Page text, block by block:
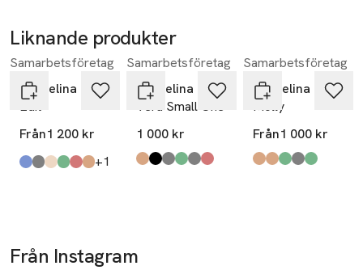
Liknande produkter
Hoppa över bildspelet
Samarbetsföretag
Pappelina
Edit
Från1 200 kr
Produkten finns i färgerna:
dove blue,
linen,
beige,
army,
brick,
mud, +1
Samarbetsföretag
Pappelina
Vera Small One
1 000 kr
Produkten finns i färgerna:
mud,
black,
warm grey,
army,
charcoal,
red,
Samarbetsföretag
Pappelina
Molly
Från1 000 kr
Produkten finns i
mud,
Clay,
forest,
ocean grey,
Woods,
Från Instagram